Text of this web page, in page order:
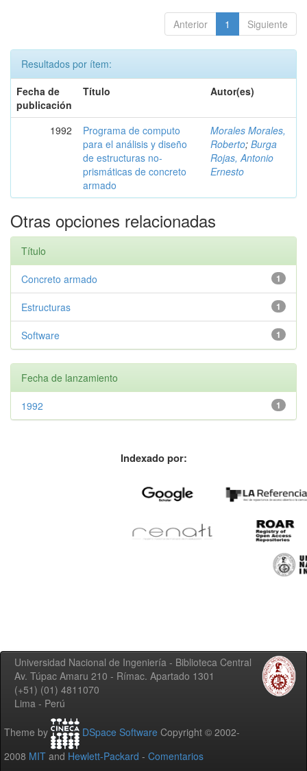
Anterior 1 Siguiente
Resultados por ítem:
Fecha de
publicación
Título Autor(es)
1992
Programa de computo
para el análisis y diseño
de estructuras no-
prismáticas de concreto
armado
Morales Morales,
Roberto; Burga
Rojas, Antonio
Ernesto
Otras opciones relacionadas
Título
1
Concreto armado
1
Estructuras
1
Software
Fecha de lanzamiento
1
1992
Indexado por:
Universidad Nacional de Ingeniería - Biblioteca Central
Av. Túpac Amaru 210 - Rímac. Apartado 1301
(+51) (01) 4811070
Lima - Perú
Theme by DSpace Software Copyright © 2002-
2008 MIT and Hewlett-Packard - Comentarios